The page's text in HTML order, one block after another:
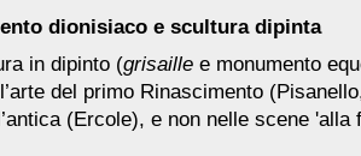
dionisiaco e scultura dipinta
in dipinto (grisaillee monumento
del primo Rinascimento
(Ercole), e non nelle scene